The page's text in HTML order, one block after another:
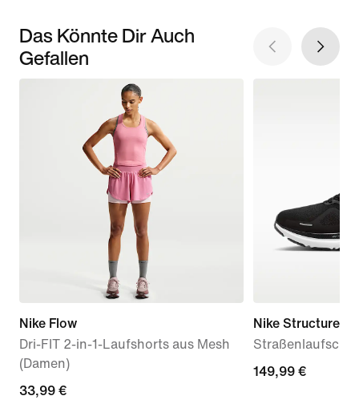
Das Könnte Dir Auch
Gefallen
Nike Flow
Dri-FIT 2-in-1-Laufshorts aus Mesh
(Damen)
current
33,99 €
Nike Structure 26
149,99 €
149,99 €